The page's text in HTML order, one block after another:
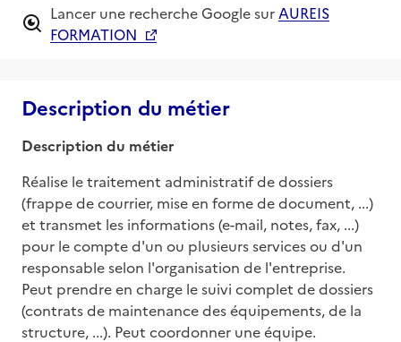
Lancer une recherche Google sur AUREIS
FORMATION
Description du métier
Description du métier
Réalise le traitement administratif de dossiers
(frappe de courrier, mise en forme de document, ...)
et transmet les informations (e-mail, notes, fax, ...)
pour le compte d'un ou plusieurs services ou d'un
responsable selon l'organisation de l'entreprise.
Peut prendre en charge le suivi complet de dossiers
(contrats de maintenance des équipements, de la
structure, ...). Peut coordonner une équipe.